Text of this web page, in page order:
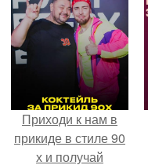
Приходи к нам в
прикиде в стиле 90
х и получай